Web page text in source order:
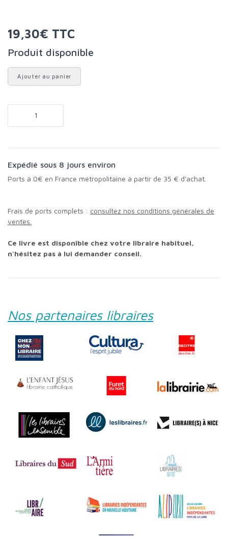
19,30€ TTC
Produit disponible
Ajouter au panier
Expédié sous 8 jours environ
Ports à 0€ en France métropolitaine à partir de 35 € d'achat.
Frais de ports complets : consultez nos conditions générales de
ventes.
Ce livre est disponible chez votre libraire habituel,
n'hésitez pas à lui demander conseil.
Nos partenaires libraires